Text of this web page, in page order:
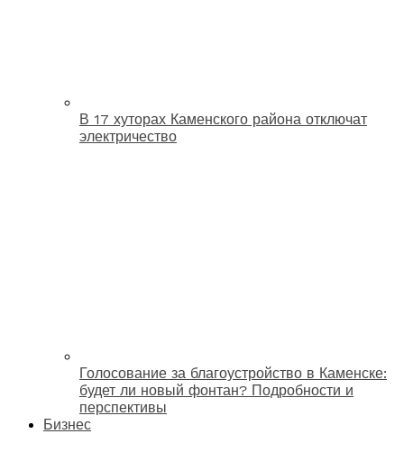
В 17 хуторах Каменского района отключат
электричество
Голосование за благоустройство в Каменске:
будет ли новый фонтан? Подробности и
перспективы
Бизнес